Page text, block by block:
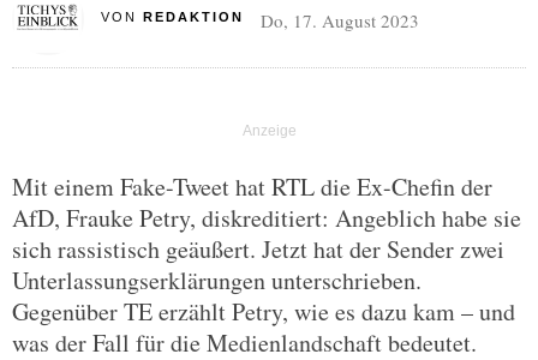
VON REDAKTION Do, 17. August 2023
Mit einem Fake-Tweet hat RTL die Ex-Chefin der
AfD, Frauke Petry, diskreditiert: Angeblich habe sie
sich rassistisch geäußert. Jetzt hat der Sender zwei
Unterlassungserklärungen unterschrieben.
Gegenüber TE erzählt Petry, wie es dazu kam – und
was der Fall für die Medienlandschaft bedeutet.